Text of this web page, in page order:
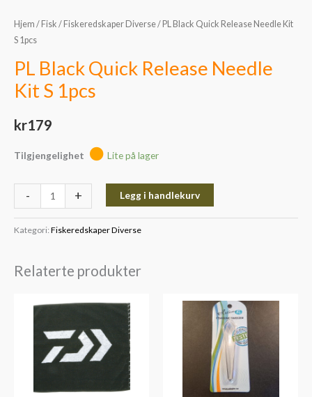
Hjem / Fisk / Fiskeredskaper Diverse/ PL Black Quick Release Needle Kit
S 1pcs
PL Black Quick Release Needle
Kit S 1pcs
kr179
Tilgjengelighet Lite på lager
- + Legg i handlekurv
Kategori: Fiskeredskaper Diverse
Relaterte produkter